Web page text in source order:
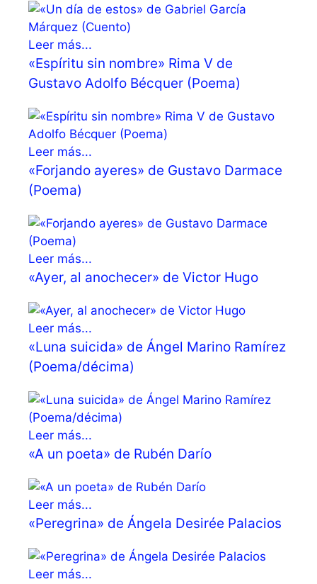
Leer más...
«Espíritu sin nombre» Rima V de
Gustavo Adolfo Bécquer (Poema)
Leer más...
«Forjando ayeres» de Gustavo Darmace
(Poema)
Leer más...
«Ayer, al anochecer» de Victor Hugo
Leer más...
«Luna suicida» de Ángel Marino Ramírez
(Poema/décima)
Leer más...
«A un poeta» de Rubén Darío
Leer más...
«Peregrina» de Ángela Desirée Palacios
Leer más...